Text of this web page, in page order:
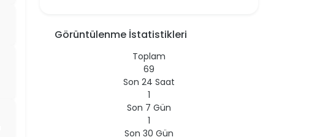
Görüntülenme İstatistikleri
Toplam
69
Son 24 Saat
1
Son 7 Gün
1
Son 30 Gün